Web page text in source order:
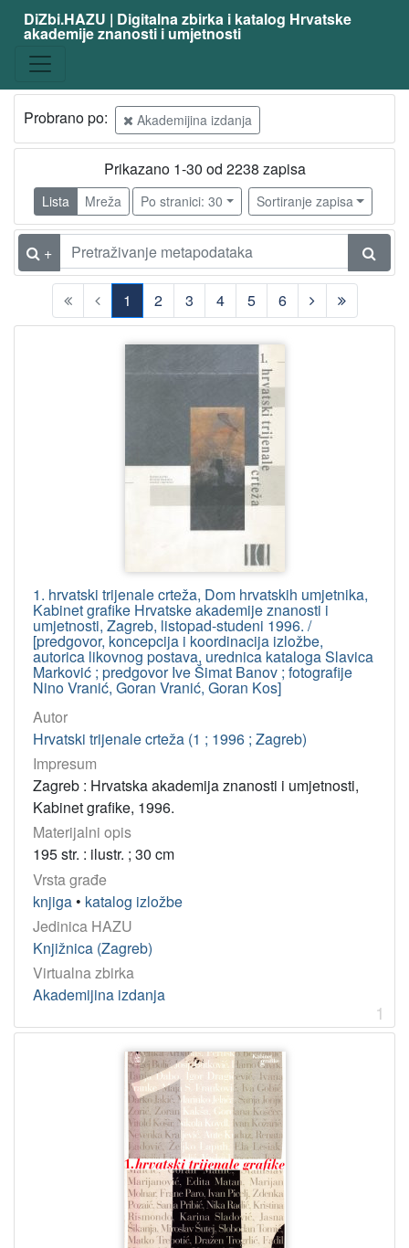
DiZbi.HAZU | Digitalna zbirka i katalog Hrvatske
akademije znanosti i umjetnosti
Probrano po: Akademijina izdanja
Prikazano 1-30 od 2238 zapisa
Lista Mreža Po stranici: 30 Sortiranje zapisa
+
1
(current)
2 3 4 5 6
1. hrvatski trijenale crteža, Dom hrvatskih umjetnika,
Kabinet grafike Hrvatske akademije znanosti i
umjetnosti, Zagreb, listopad-studeni 1996. /
[predgovor, koncepcija i koordinacija izložbe,
autorica likovnog postava, urednica kataloga Slavica
Marković ; predgovor Ive Šimat Banov ; fotografije
Nino Vranić, Goran Vranić, Goran Kos]
Autor
Hrvatski trijenale crteža (1 ; 1996 ; Zagreb)
Impresum
Zagreb : Hrvatska akademija znanosti i umjetnosti,
Kabinet grafike, 1996.
Materijalni opis
195 str. : ilustr. ; 30 cm
Vrsta građe
knjiga • katalog izložbe
Jedinica HAZU
Knjižnica (Zagreb)
Virtualna zbirka
Akademijina izdanja
1